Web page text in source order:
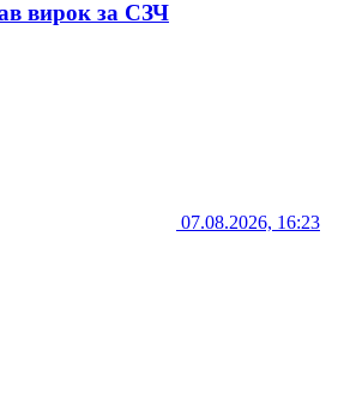
вирок за СЗЧ
07.08.2026, 16:23